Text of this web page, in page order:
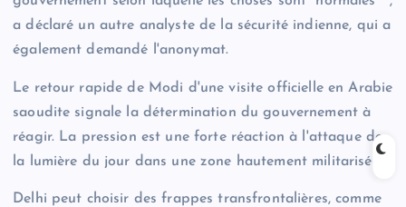
a déclaré un autre analyste de la sécurité indienne, qui a
également demandé l'anonymat.
Le retour rapide de Modi d'une visite officielle en Arabie
saoudite signale la détermination du gouvernement à
réagir. La pression est une forte réaction à l'attaque de
la lumière du jour dans une zone hautement militarisée.
Delhi peut choisir des frappes transfrontalières, comme